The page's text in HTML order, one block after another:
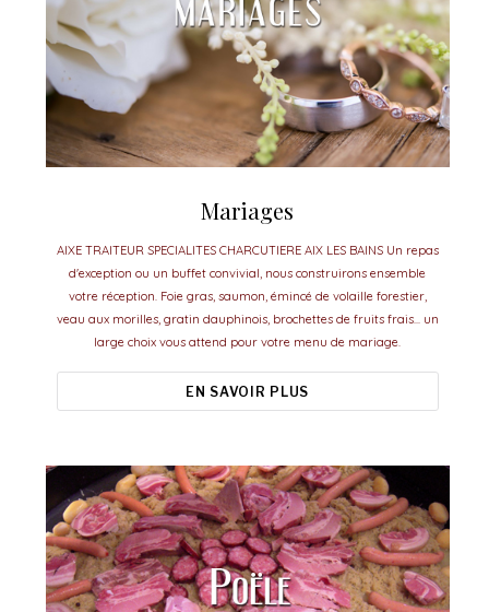
Mariages
AIXE TRAITEUR SPECIALITES CHARCUTIERE AIX LES BAINS Un repas
d'exception ou un buffet convivial, nous construirons ensemble
votre réception. Foie gras, saumon, émincé de volaille forestier,
veau aux morilles, gratin dauphinois, brochettes de fruits frais... un
large choix vous attend pour votre menu de mariage.
EN SAVOIR PLUS